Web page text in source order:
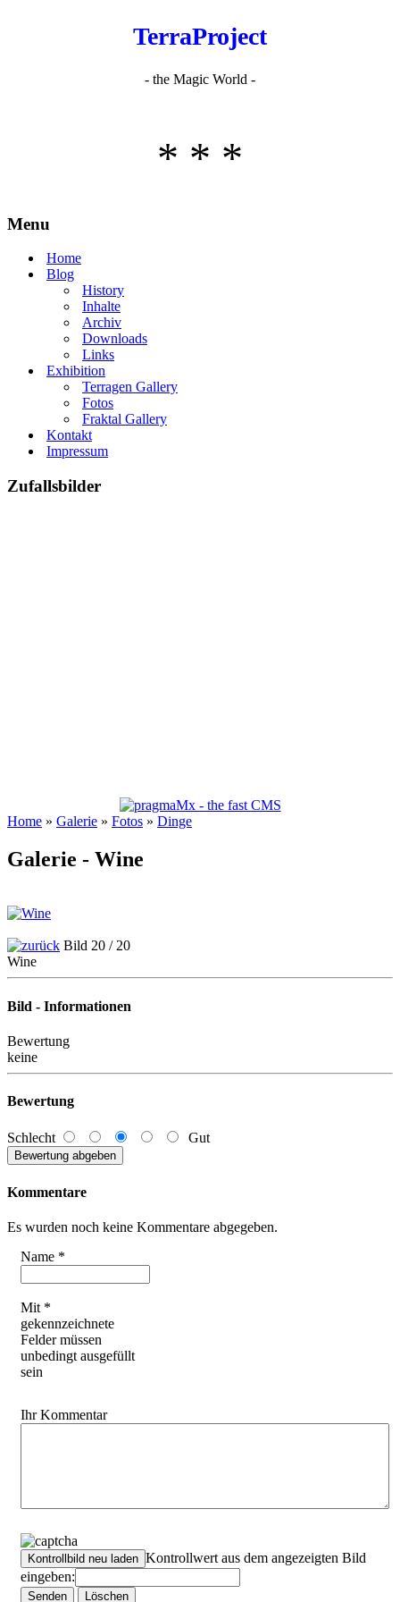
TerraProject
- the Magic World -
* * *
Menu
Home
Blog
History
Inhalte
Archiv
Downloads
Links
Exhibition
Terragen Gallery
Fotos
Fraktal Gallery
Kontakt
Impressum
Zufallsbilder
Home » Galerie » Fotos » Dinge
Galerie - Wine
Bild 20 / 20
Wine
Bild - Informationen
Bewertung
keine
Bewertung
Schlecht Gut
Kommentare
Es wurden noch keine Kommentare abgegeben.
Name *
Mit *
gekennzeichnete
Felder müssen
unbedingt ausgefüllt
sein
Ihr Kommentar
Kontrollwert aus dem angezeigten Bild
eingeben: